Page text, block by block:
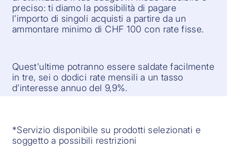
preciso: ti diamo la possibilità di pagare
l’importo di singoli acquisti a partire da un
ammontare minimo di CHF 100 con rate fisse.
Quest'ultime potranno essere saldate facilmente
in tre, sei o dodici rate mensili a un tasso
d’interesse annuo del 9,9%.
*Servizio disponibile su prodotti selezionati e
soggetto a possibili restrizioni